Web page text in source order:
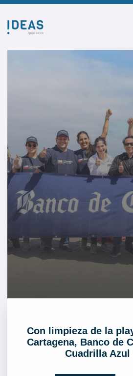
Con limpieza de la
Cartagena, Banco de
Cuadrilla Azul